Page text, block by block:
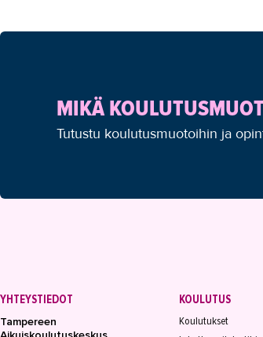
MIKÄ
Tutustu koulutusmuotoihin ja
YHTEYSTIEDOT
Tampereen
KOULUTUS
Koulutukset